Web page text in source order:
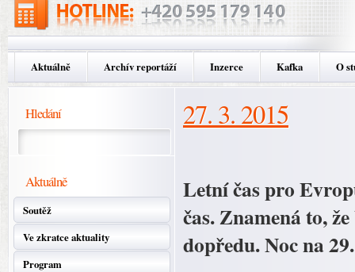
Aktuálně Archív reportáží Inzerce Kafka O
Hledání
Aktuálně
Soutěž
Ve zkratce aktuality
Program
27. 3. 2015
Letní čas pro
čas. Znamená to,
dopředu. Noc na